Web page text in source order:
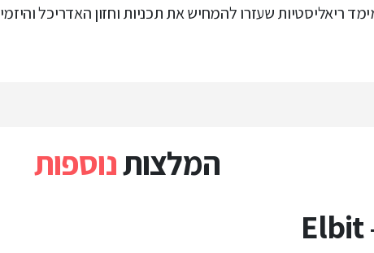
ריאליסטיות שעזרו להמחיש את תכניות וחזון האדריכל
המלצותנוספות
Elbit